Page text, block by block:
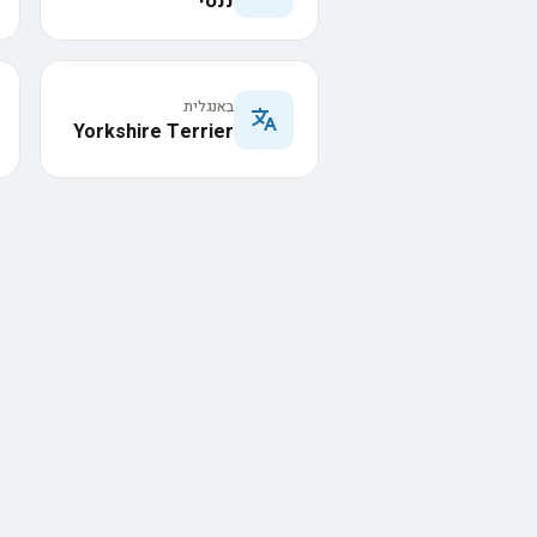
באנגלית
Yorkshire Terrier